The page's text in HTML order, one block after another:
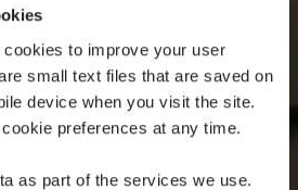
to improve your user
small text files that are saved on
device when you visit the site.
preferences at any time.
as part of the services we use.